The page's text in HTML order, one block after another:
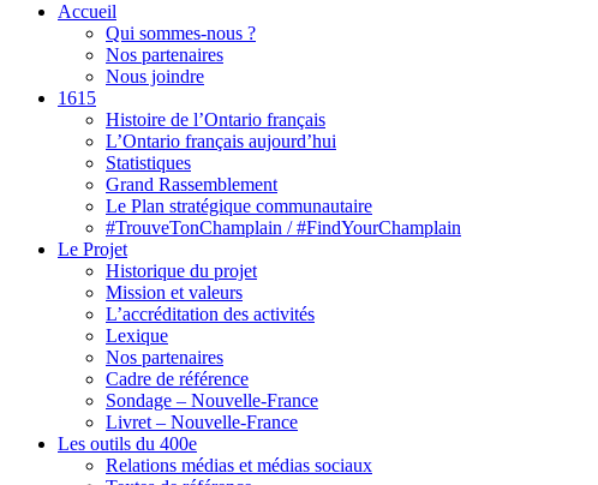
Accueil
Qui sommes-nous ?
Nos partenaires
Nous joindre
1615
Histoire de l’Ontario français
L’Ontario français aujourd’hui
Statistiques
Grand Rassemblement
Le Plan stratégique communautaire
#TrouveTonChamplain / #FindYourChamplain
Le Projet
Historique du projet
Mission et valeurs
L’accréditation des activités
Lexique
Nos partenaires
Cadre de référence
Sondage – Nouvelle-France
Livret – Nouvelle-France
Les outils du 400e
Relations médias et médias sociaux